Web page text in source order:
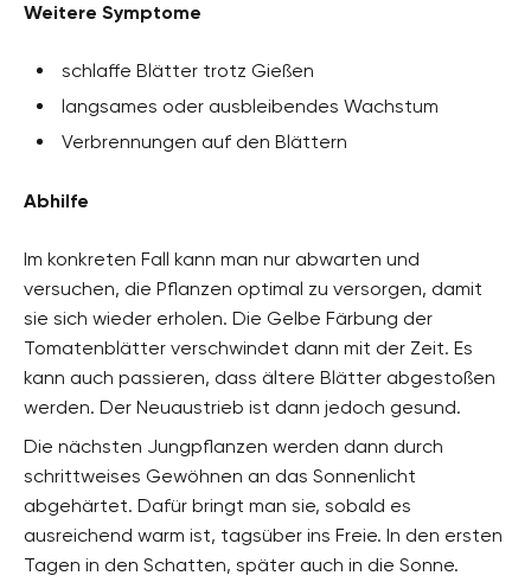
Weitere Symptome
schlaffe Blätter trotz Gießen
langsames oder ausbleibendes Wachstum
Verbrennungen auf den Blättern
Abhilfe
Im konkreten Fall kann man nur abwarten und
versuchen, die Pflanzen optimal zu versorgen, damit
sie sich wieder erholen. Die Gelbe Färbung der
Tomatenblätter verschwindet dann mit der Zeit. Es
kann auch passieren, dass ältere Blätter abgestoßen
werden. Der Neuaustrieb ist dann jedoch gesund.
Die nächsten Jungpflanzen werden dann durch
schrittweises Gewöhnen an das Sonnenlicht
abgehärtet. Dafür bringt man sie, sobald es
ausreichend warm ist, tagsüber ins Freie. In den ersten
Tagen in den Schatten, später auch in die Sonne.